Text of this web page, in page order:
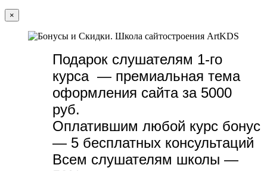
×
Подарок слушателям 1-го
курса — премиальная тема
оформления сайта за 5000
руб.
Оплатившим любой курс бонус
— 5 бесплатных консультаций
Всем слушателям школы —